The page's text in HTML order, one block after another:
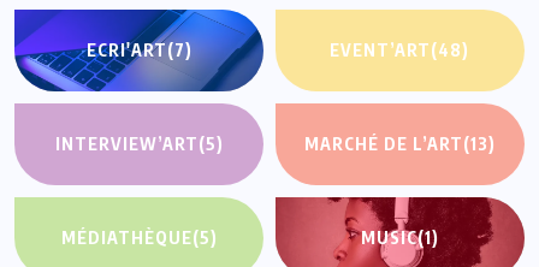
ECRI'ART(7) EVENT’ART(48)
INTERVIEW’ART(5) MARCHÉ DE L’ART(13)
MÉDIATHÈQUE(5) MUSIC(1)